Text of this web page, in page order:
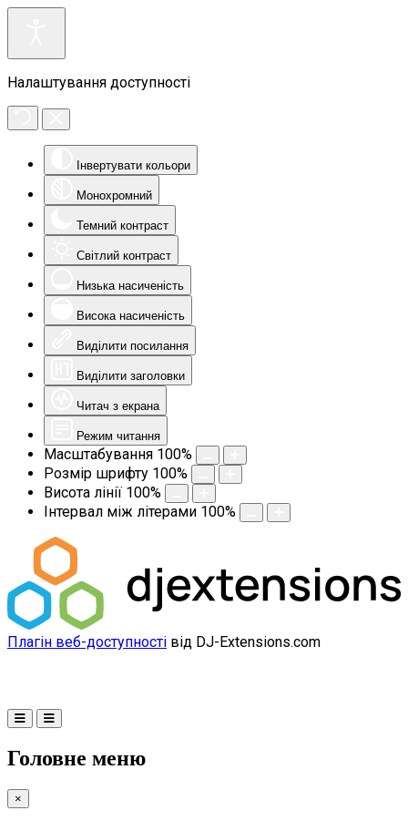
Налаштування доступності
Інвертувати кольори
Монохромний
Темний контраст
Світлий контраст
Низька насиченість
Висока насиченість
Виділити посилання
Виділити заголовки
Читач з екрана
Режим читання
Масштабування 100%
Розмір шрифту 100%
Висота лінії 100%
Інтервал між літерами 100%
Плагін веб-доступності від DJ-Extensions.com
Головне меню
×